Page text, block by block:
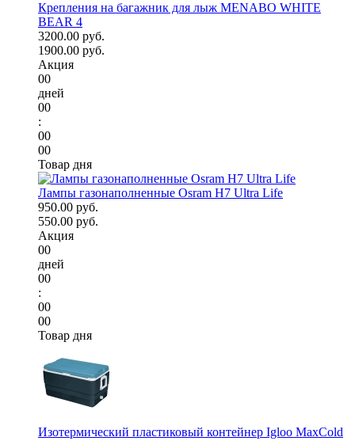
Крепления на багажник для лыж MENABO WHITE
BEAR 4
3200.00 руб.
1900.00 руб.
Акция
00
дней
00
:
00
00
Товар дня
Лампы газонаполненные Osram H7 Ultra Life
950.00 руб.
550.00 руб.
Акция
00
дней
00
:
00
00
Товар дня
Изотермический пластиковый контейнер Igloo MaxCold